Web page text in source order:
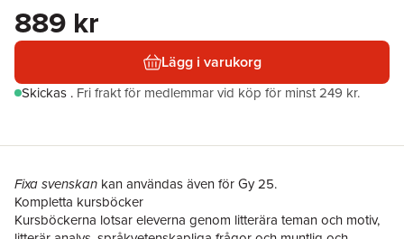
889 kr
Lägg i varukorg
Skickas . Fri frakt för medlemmar vid köp för minst 249 kr.
Fixa svenskan kan användas även för Gy 25.
Kompletta kursböcker
Kursböckerna lotsar eleverna genom litterära teman och motiv,